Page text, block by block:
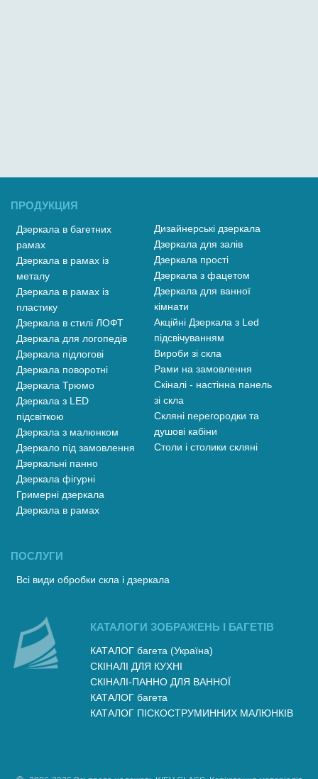
ПРОДУКЦИЯ
Дзеркала в багетних
рамах
Дзеркала в рамах із
металу
Дзеркала в рамах із
пластику
Дзеркала в стилі ЛОФТ
Дзеркала для логопедів
Дзеркала підлогові
Дзеркала поворотні
Дзеркала Трюмо
Дзеркала з LED
підсвіткою
Дзеркала з малюнком
Дзеркало під замовлення
Дзеркальні панно
Дзеркала фігурні
Гримерні дзеркала
Дзеркала в рамах
Дизайнерські дзеркала
Дзеркала для залів
Дзеркала прості
Дзеркала з фацетом
Дзеркала для ванної
кімнати
Акційні Дзеркала з Led
підсвічуванням
Вироби зі скла
Рами на замовлення
Скіналі - настінна панель
зі скла
Скляні перегородки та
душові кабіни
Столи і столики скляні
ПОСЛУГИ
Всі види обробки скла і дзеркала
КАТАЛОГИ ЗОБРАЖЕНЬ І БАГЕТІВ
КАТАЛОГ багета (Україна)
СКІНАЛІ ДЛЯ КУХНІ
СКІНАЛІ-ПАННО ДЛЯ ВАННОЇ
КАТАЛОГ багета
КАТАЛОГ ПІСКОСТРУМИННИХ МАЛЮНКІВ